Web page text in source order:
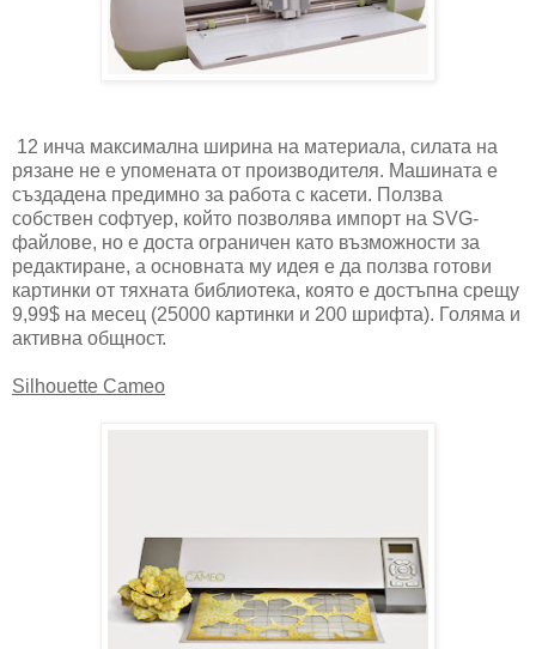
12 инча максимална ширина на материала, силата на
рязане не е упомената от производителя. Машината е
създадена предимно за работа с касети. Ползва
собствен софтуер, който позволява импорт на SVG-
файлове, но е доста ограничен като възможности за
редактиране, а основната му идея е да ползва готови
картинки от тяхната библиотека, която е достъпна срещу
9,99$ на месец (25000 картинки и 200 шрифта). Голяма и
активна общност.
Silhouette Cameo